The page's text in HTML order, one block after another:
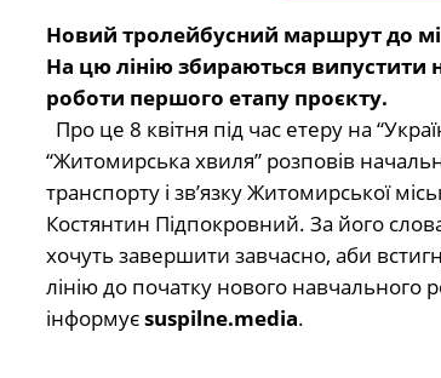
Новий тролейбусний маршрут до
На цю лінію збираються випустити
роботи першого етапу проєкту.
Про це 8 квітня під час етеру на
“Житомирська хвиля” розповів
транспорту і зв’язку Житомирської
Костянтин Підпокровний. За його
хочуть завершити завчасно, аби
лінію до початку нового навчального
інформуєsuspilne.media.